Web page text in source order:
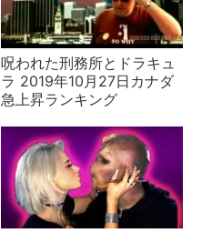
呪われた刑務所とドラキュ
ラ 2019年10月27日カナダ
急上昇ランキング